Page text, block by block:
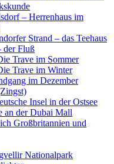
– Herrenhaus im
Strand – das Teehaus
der Fluß
Trave im Sommer
Trave im Winter
im Dezember
Insel in der Ostsee
an der Dubai Mall
Großbritannien und
Nationalpark